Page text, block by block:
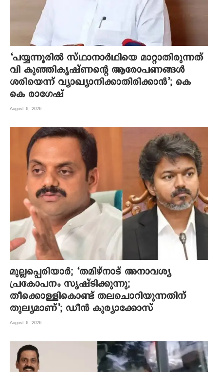
‘പയ്യന്നൂരിൽ സ്ഥാനാർഥിയെ മാറ്റാതിരുന്നത്
വി കുഞ്ഞികൃഷ്ണന്റെ ആരോപണങ്ങൾ
ശരിയെന്ന് വ്യാഖ്യാനിക്കാതിരിക്കാൻ’; കെ
കെ രാഗേഷ്
August 6, 2026
മുല്ലപ്പെരിയാര്‍; ‘തമിഴ്നാട് അനാവശ്യ
പ്രകോപനം സൃഷ്ടിക്കുന്നു;
തീക്കൊള്ളികൊണ്ട് തലചൊറിയുന്നതിന്
തുല്യമാണ്’; ഡീന്‍ കുര്യാക്കോസ്
August 6, 2026